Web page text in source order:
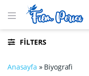
FILTERS
Anasayfa » Biyografi